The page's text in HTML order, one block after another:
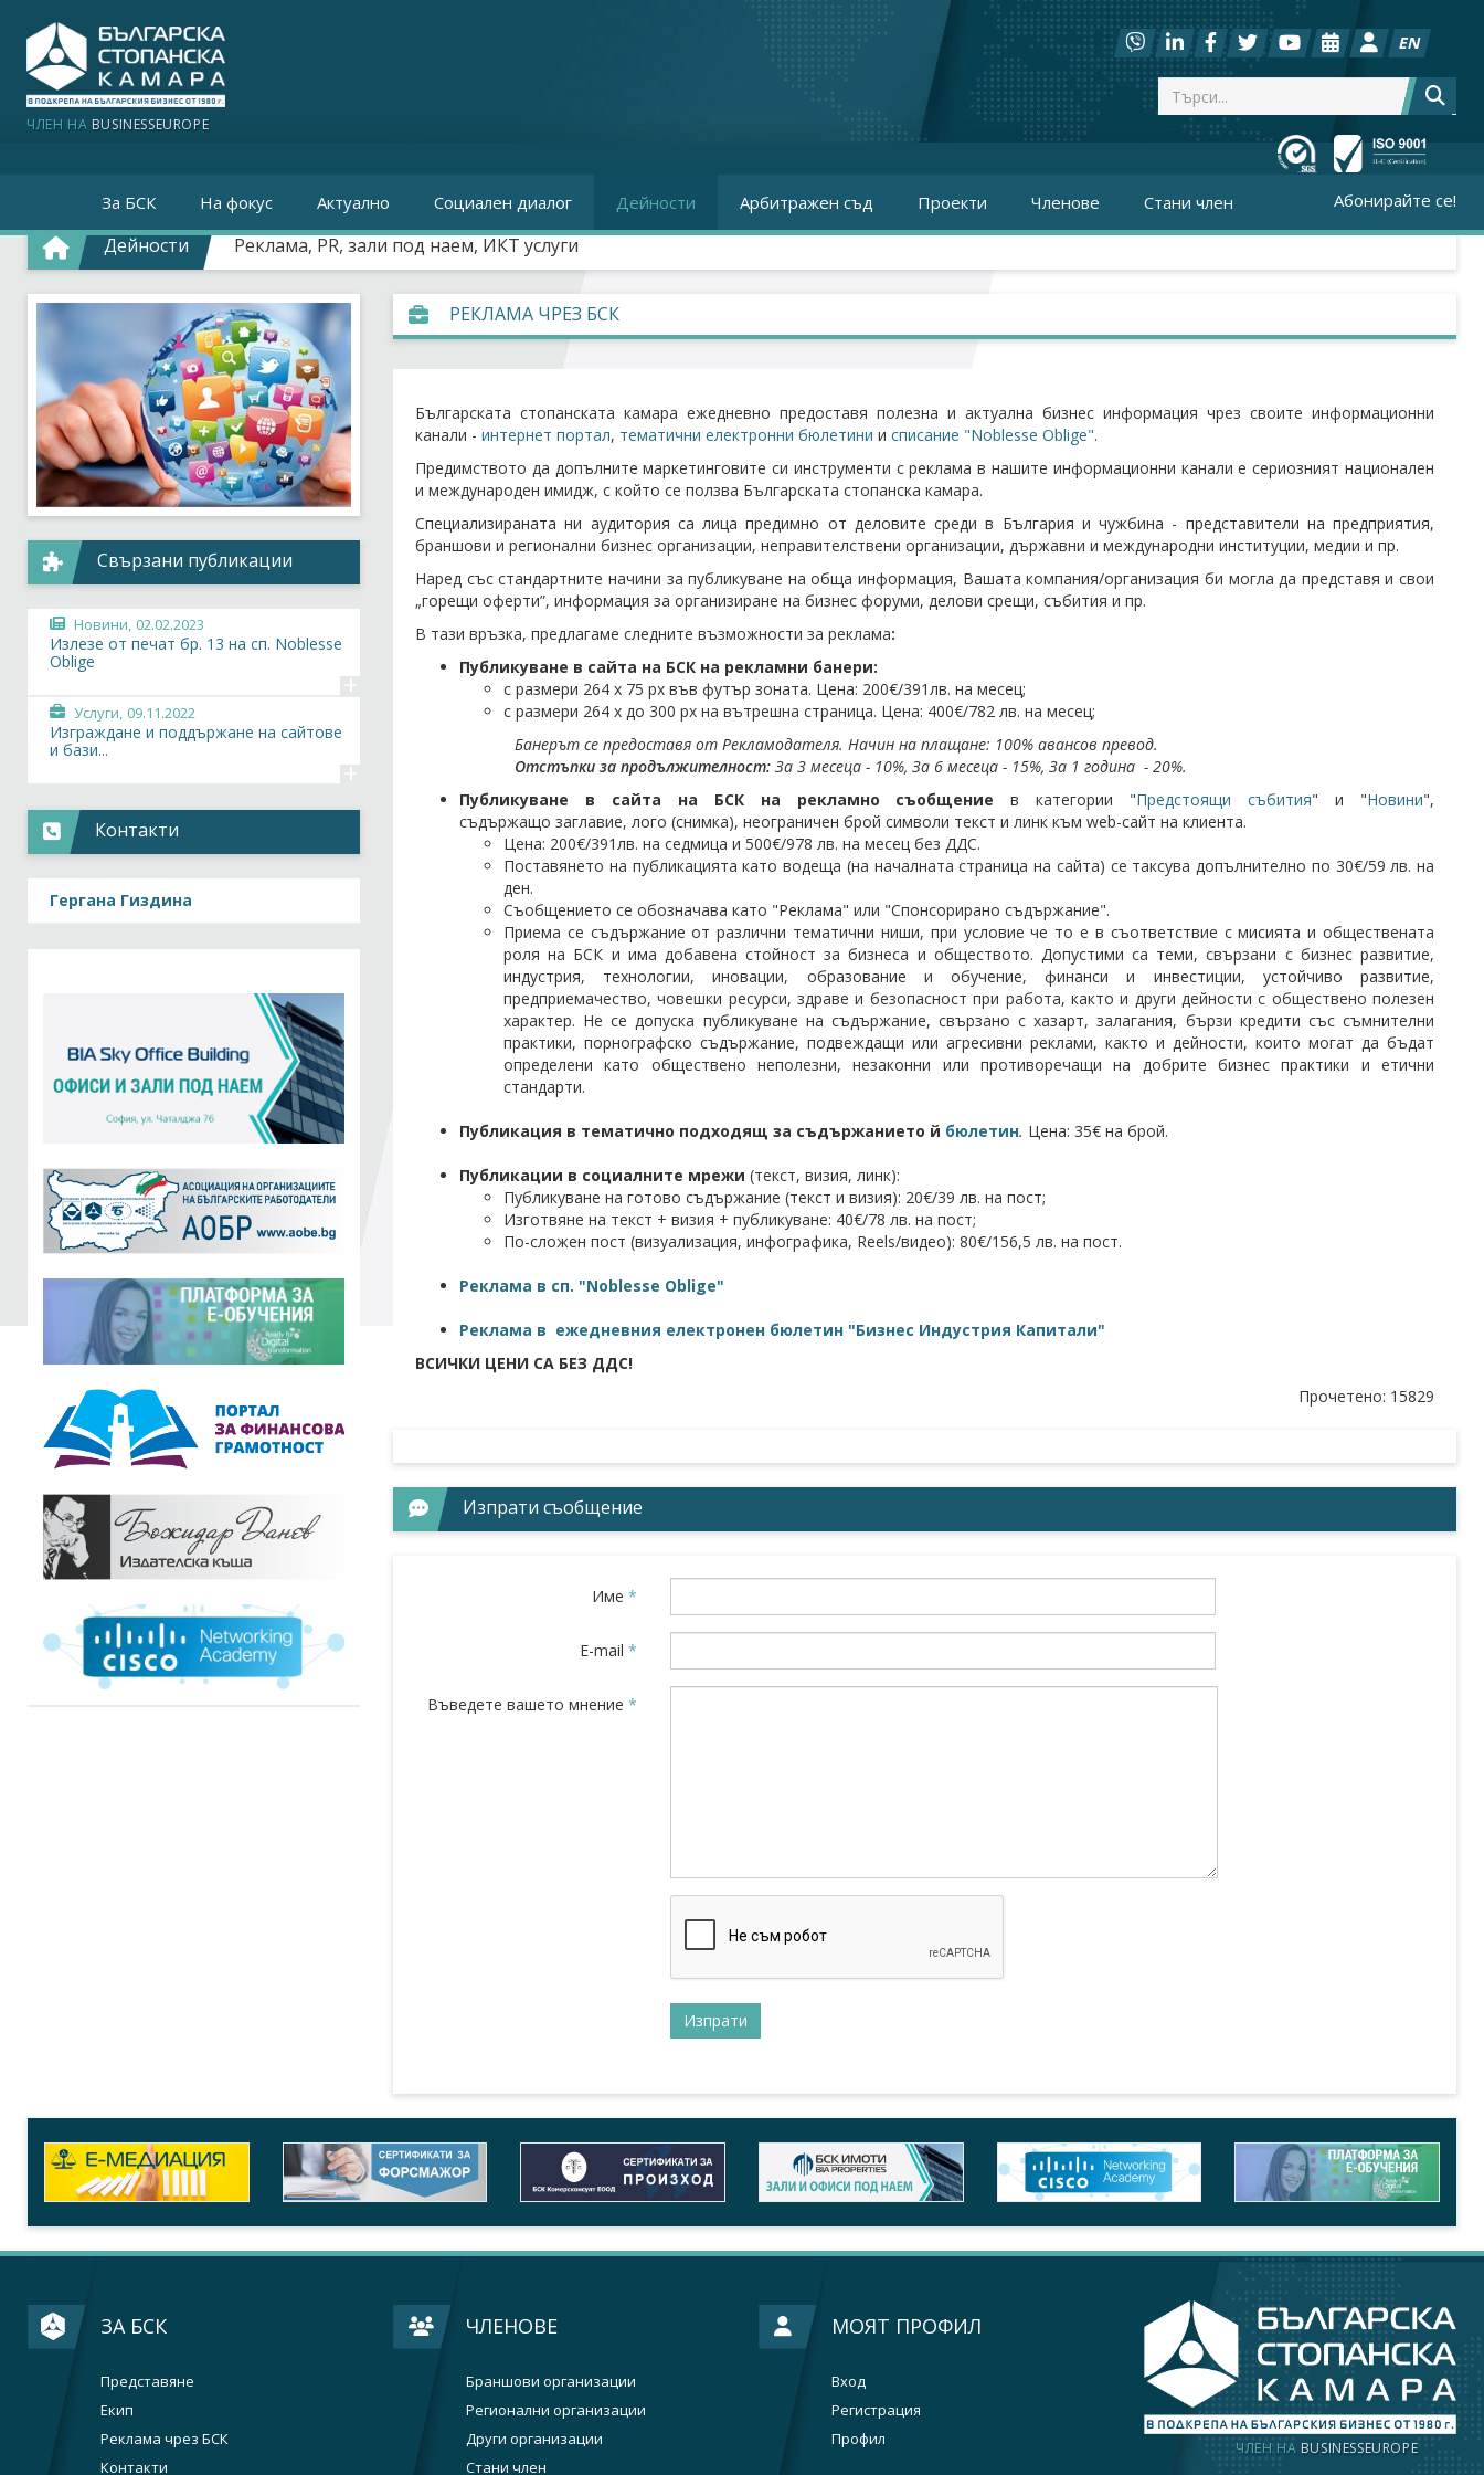
ЧЛЕН НА BUSINESSEUROPE
EN
За БСК На фокус Актуално Социален диалог Дейности Арбитражен съд Проекти Членове Стани член Абонирайте се!
Дейности Реклама, PR, зали под наем, ИКТ услуги
РЕКЛАМА ЧРЕЗ БСК
Българската стопанската камара ежедневно предоставя полезна и актуална бизнес информация чрез своите информационни
канали - интернет портал, тематични електронни бюлетини и списание "Noblesse Oblige".
Предимството да допълните маркетинговите си инструменти с реклама в нашите информационни канали е сериозният национален
и международен имидж, с който се ползва Българската стопанска камара.
Специализираната ни аудитория са лица предимно от деловите среди в България и чужбина - представители на предприятия,
браншови и регионални бизнес организации, неправителствени организации, държавни и международни институции, медии и пр.
Наред със стандартните начини за публикуване на обща информация, Вашата компания/организация би могла да представя и свои
„горещи оферти”, информация за организиране на бизнес форуми, делови срещи, събития и пр.
В тази връзка, предлагаме следните възможности за реклама:
Публикуване в сайта на БСК на рекламни банери:
с размери 264 x 75 px във футър зоната. Цена: 200€/391лв. на месец;
с размери 264 x до 300 px на вътрешна страница. Цена: 400€/782 лв. на месец;
Банерът се предоставя от Рекламодателя. Начин на плащане: 100% авансов превод.
Отстъпки за продължителност: За 3 месеца - 10%, За 6 месеца - 15%, За 1 година - 20%.
Публикуване в сайта на БСК на рекламно съобщениев категории "Предстоящи събития" и "Новини",
съдържащо заглавие, лого (снимка), неограничен брой символи текст и линк към web-сайт на клиента.
Цена: 200€/391лв. на седмица и 500€/978 лв. на месец без ДДС.
Поставянето на публикацията като водеща (на началната страница на сайта) се таксува допълнително по 30€/59 лв. на
ден.
Съобщението се обозначава като "Реклама" или "Спонсорирано съдържание".
Приема се съдържание от различни тематични ниши, при условие че то е в съответствие с мисията и обществената
роля на БСК и има добавена стойност за бизнеса и обществото. Допустими са теми, свързани с бизнес развитие,
индустрия, технологии, иновации, образование и обучение, финанси и инвестиции, устойчиво развитие,
предприемачество, човешки ресурси, здраве и безопасност при работа, както и други дейности с обществено полезен
характер. Не се допуска публикуване на съдържание, свързано с хазарт, залагания, бързи кредити със съмнителни
практики, порнографско съдържание, подвеждащи или агресивни реклами, както и дейности, които могат да бъдат
определени като обществено неполезни, незаконни или противоречащи на добрите бизнес практики и етични
стандарти.
Публикация в тематично подходящ за съдържанието й бюлетин. Цена: 35€ на брой.
Публикации в социалните мрежи (текст, визия, линк):
Публикуване на готово съдържание (текст и визия): 20€/39 лв. на пост;
Изготвяне на текст + визия + публикуване: 40€/78 лв. на пост;
По-сложен пост (визуализация, инфографика, Reels/видео): 80€/156,5 лв. на пост.
Реклама в сп. "Noblesse Oblige"
Реклама в ежедневния електронен бюлетин "Бизнес Индустрия Капитали"
ВСИЧКИ ЦЕНИ СА БЕЗ ДДС!
Прочетено: 15829
Изпрати съобщение
Име *
E-mail *
Въведете вашето мнение *
Свързани публикации
Новини, 02.02.2023
Излезе от печат бр. 13 на сп. Noblesse
Oblige
+
Услуги, 09.11.2022
Изграждане и поддържане на сайтове
и бази...
+
Контакти
Гергана Гиздина
ЗА БСК
Представяне
Екип
Реклама чрез БСК
Контакти
ЧЛЕНОВЕ
Браншови организации
Регионални организации
Други организации
Стани член
МОЯТ ПРОФИЛ
Вход
Регистрация
Профил
ЧЛЕН НА BUSINESSEUROPE